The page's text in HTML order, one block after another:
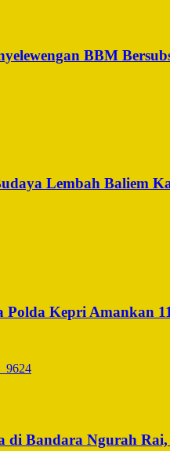
BBM
Lembah Baliem
Kepri Amankan
di Bandara Ngurah